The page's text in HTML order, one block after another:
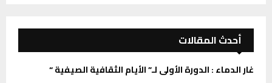
أحدث المقالات
غار الدماء : الدورة الأولى لـ” الأيام الثقافية الصيفية “